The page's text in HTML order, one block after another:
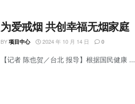
为爱戒烟 共创幸福无烟家庭
BY 项目中心 2024 年 10 月 14 日 0
【记者 陈也贺／台北 报导】根据国民健康 ...